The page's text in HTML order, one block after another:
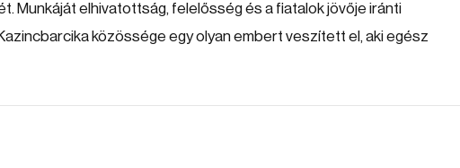
Munkáját elhivatottság, felelősség és a fiatalok jövője iránti
közössége egy olyan embert veszített el, aki egész